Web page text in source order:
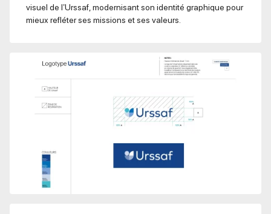
visuel de l’Urssaf, modernisant son identité graphique pour
mieux refléter ses missions et ses valeurs.